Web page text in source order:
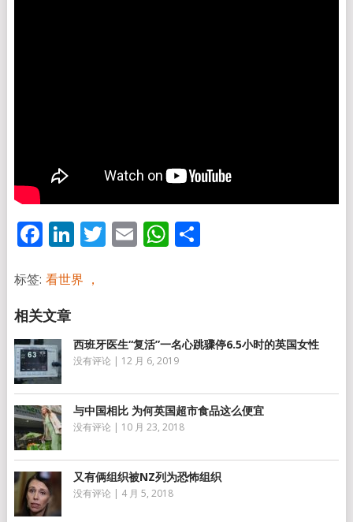
Facebook
LinkedIn
Twitter
EmailWhatsApp
分
标签: 看世界 ，
西班牙医生“复活”一名心跳骤停6.5小时的英国女性
没有评论 | 12 月 6, 2019
与中国相比 为何英国超市食品这么便宜
没有评论 | 10 月 23, 2018
又有俩组织被NZ列为恐怖组织
没有评论 | 4 月 5, 2018